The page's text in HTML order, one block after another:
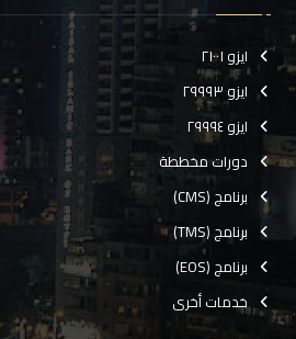
ايزو ٢١٠٠١
ايزو ٢٩٩٩٣
ايزو ٢٩٩٩٤
دورات مخططة
برنامج (CMS)
برنامج (TMS)
برنامج (EOS)
خدمات أخرى